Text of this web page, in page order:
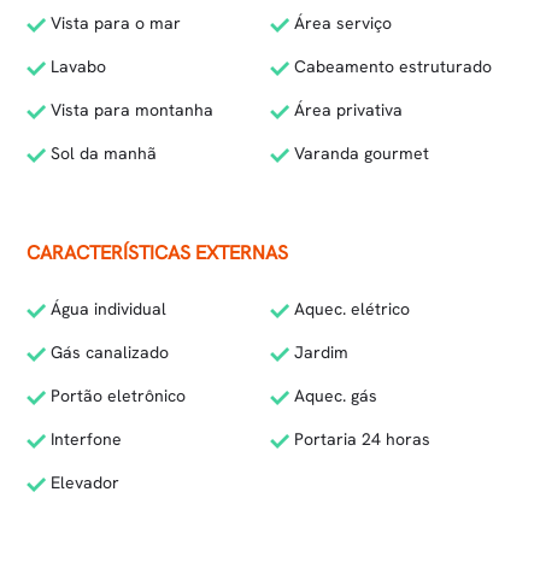
Vista para o mar
Área serviço
Lavabo
Cabeamento estruturado
Vista para montanha
Área privativa
Sol da manhã
Varanda gourmet
CARACTERÍSTICAS EXTERNAS
Água individual
Aquec. elétrico
Gás canalizado
Jardim
Portão eletrônico
Aquec. gás
Interfone
Portaria 24 horas
Elevador